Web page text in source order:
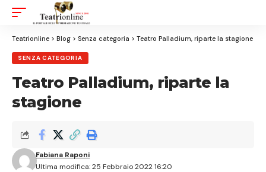
Resizer
Teatrionline > Blog > Senza categoria > Teatro Palladium, riparte la stagione
SENZA CATEGORIA
Teatro Palladium, riparte la
stagione
Ultima modifica: 25 Febbraio 2022 16:20
Fabiana Raponi